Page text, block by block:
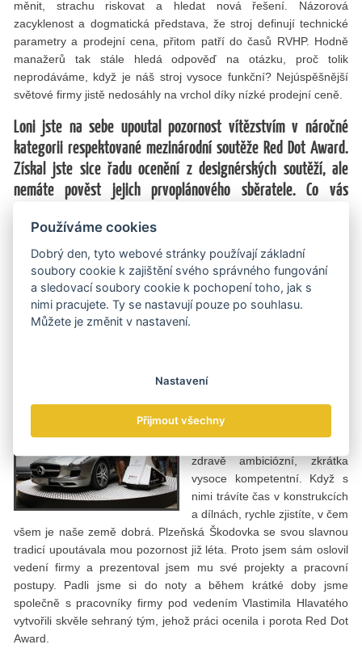
měnit, strachu riskovat a hledat nová řešení. Názorová
zacyklenost a dogmatická představa, že stroj definují technické
parametry a prodejní cena, přitom patří do časů RVHP. Hodně
manažerů tak stále hledá odpověď na otázku, proč tolik
neprodáváme, když je náš stroj vysoce funkční? Nejúspěšnější
světové firmy jistě nedosáhly na vrchol díky nízké prodejní ceně.
Loni jste na sebe upoutal pozornost vítězstvím v náročné
kategorii respektované mezinárodní soutěže Red Dot Award.
Získal jste sice řadu ocenění z designérských soutěží, ale
nemáte pověst jejich prvoplánového sběratele. Co vás
Moji studenti. Uvědomil jsem si, že je nabádám k tomu, aby
poměřovali své síly s konkurencí, a přitom jim nejdu příkladem.
A musím také poděkovat svojí přítelkyni Markétě, která mi v mé
nepřetržité časové tísni pomohla všechny podklady do soutěže
nachystat, protože bych to bez ní asi ani neodeslal.
Jak jste se k zakázce pro Škodu Machine Tool dostal?
Netajím se tím, že rád pracuji
s českými strojaři. Jsou
zdravě ambiciózní, zkrátka
vysoce kompetentní. Když s
nimi trávíte čas v konstrukcích
a dílnách, rychle zjistíte, v čem
všem je naše země dobrá. Plzeňská Škodovka se svou slavnou
tradicí upoutávala mou pozornost již léta. Proto jsem sám oslovil
vedení firmy a prezentoval jsem mu své projekty a pracovní
postupy. Padli jsme si do noty a během krátké doby jsme
společně s pracovníky firmy pod vedením Vlastimila Hlavatého
vytvořili skvěle sehraný tým, jehož práci ocenila i porota Red Dot
Award.
Používáme cookies
Dobrý den, tyto webové stránky používají základní
soubory cookie k zajištění svého správného fungování
a sledovací soubory cookie k pochopení toho, jak s
nimi pracujete. Ty se nastavují pouze po souhlasu.
Můžete je změnit v nastavení.
Nastavení
Přijmout všechny